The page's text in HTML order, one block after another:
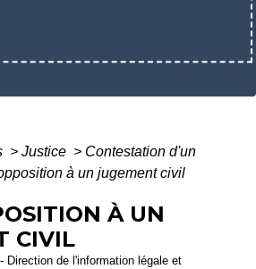
> Justice > Contestation d'un
à un jugement civil
À UN
CIVIL
Direction de l'information légale et